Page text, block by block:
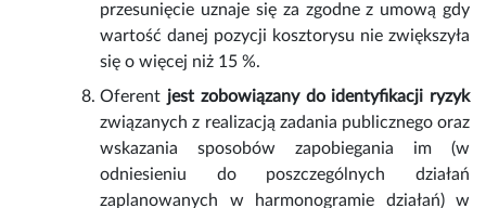
przesunięcie uznaje się za zgodne z umową gdy
wartość danej pozycji kosztorysu nie zwiększyła
się o więcej niż 15 %.
Oferent jest zobowiązany do identyfikacji ryzyk
związanych z realizacją zadania publicznego oraz
wskazania sposobów zapobiegania im (w
odniesieniu do poszczególnych działań
zaplanowanych w harmonogramie działań) w